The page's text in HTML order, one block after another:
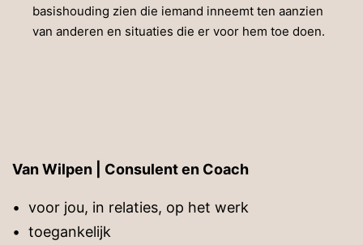
basishouding zien die iemand inneemt ten aanzien
van anderen en situaties die er voor hem toe doen.
Van Wilpen | Consulent en Coach
• voor jou, in relaties, op het werk
• toegankelijk